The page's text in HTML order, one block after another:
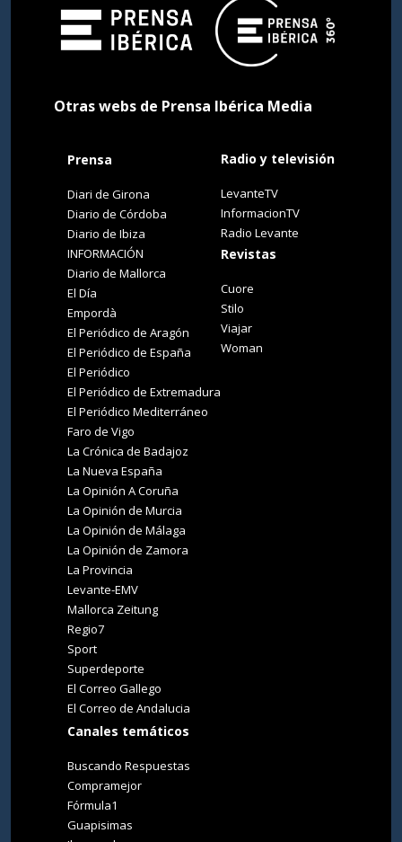
Otras webs de Prensa Ibérica Media
Prensa
Diari de Girona
Diario de Córdoba
Diario de Ibiza
INFORMACIÓN
Diario de Mallorca
El Día
Empordà
El Periódico de Aragón
El Periódico de España
El Periódico
El Periódico de Extremadura
El Periódico Mediterráneo
Faro de Vigo
La Crónica de Badajoz
La Nueva España
La Opinión A Coruña
La Opinión de Murcia
La Opinión de Málaga
La Opinión de Zamora
La Provincia
Levante-EMV
Mallorca Zeitung
Regio7
Sport
Superdeporte
El Correo Gallego
El Correo de Andalucia
Canales temáticos
Buscando Respuestas
Compramejor
Fórmula1
Guapisimas
Radio y televisión
LevanteTV
InformacionTV
Radio Levante
Revistas
Cuore
Stilo
Viajar
Woman